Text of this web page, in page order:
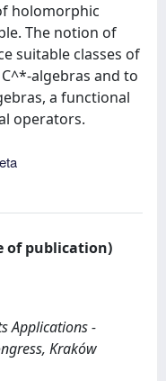
holomorphic
The notion of
suitable classes of
algebras and to
a functional
operators.
of publication)
Applications -
Kraków